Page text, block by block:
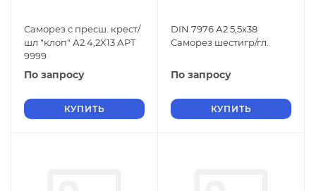
Саморез с пресш. крест/
шл "клоп" А2 4,2X13 АРТ
9999
По запросу
КУПИТЬ
DIN 7976 А2 5,5х38
Саморез шестигр/гл.
По запросу
КУПИТЬ